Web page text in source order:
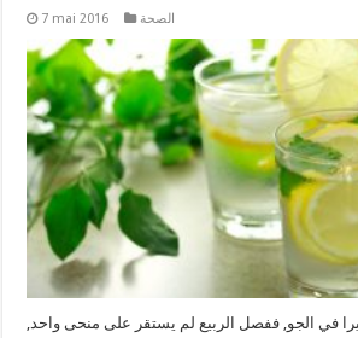
7 mai 2016 الصحة
في الجو, ففصل الربيع لم يستقر على منحى واحد,